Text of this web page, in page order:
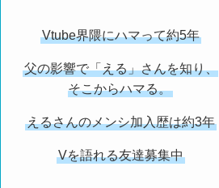
Vtube界隈にハマって約5年
父の影響で「える」さんを知り、
そこからハマる。
えるさんのメンシ加入歴は約3年
Vを語れる友達募集中